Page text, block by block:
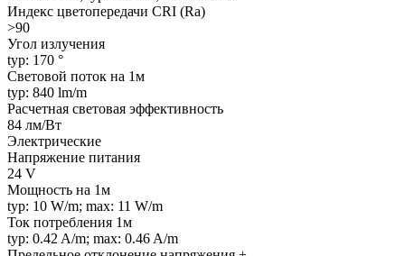
Индекс цветопередачи CRI (Ra)
>90
Угол излучения
typ: 170 °
Световой поток на 1м
typ: 840 lm/m
Расчетная световая эффективность
84 лм/Вт
Электрические
Напряжение питания
24 V
Мощность на 1м
typ: 10 W/m; max: 11 W/m
Ток потребления 1м
typ: 0.42 A/m; max: 0.46 A/m